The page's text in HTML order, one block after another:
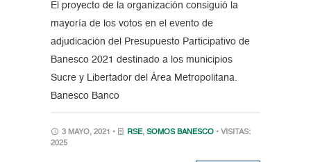
El proyecto de la organización consiguió la
mayoría de los votos en el evento de
adjudicación del Presupuesto Participativo de
Banesco 2021 destinado a los municipios
Sucre y Libertador del Área Metropolitana.
Banesco Banco
3 MAYO, 2021 • RSE, SOMOS BANESCO • VISITAS:
2025